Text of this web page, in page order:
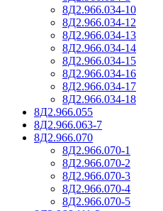
8Д2.966.034-10
8Д2.966.034-12
8Д2.966.034-13
8Д2.966.034-14
8Д2.966.034-15
8Д2.966.034-16
8Д2.966.034-17
8Д2.966.034-18
8Д2.966.055
8Д2.966.063-7
8Д2.966.070
8Д2.966.070-1
8Д2.966.070-2
8Д2.966.070-3
8Д2.966.070-4
8Д2.966.070-5